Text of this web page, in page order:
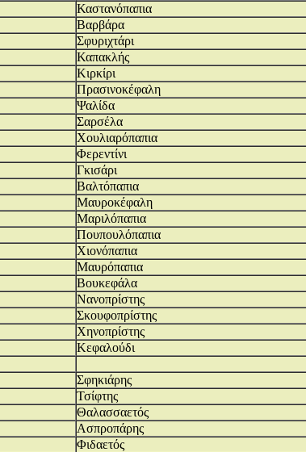
Καστανόπαπια
Βαρβάρα
Σφυριχτάρι
Καπακλής
Κιρκίρι
Πρασινοκέφαλη
Ψαλίδα
Σαρσέλα
Χουλιαρόπαπια
Φερεντίνι
Γκισάρι
Βαλτόπαπια
Μαυροκέφαλη
Μαριλόπαπια
Πουπουλόπαπια
Χιονόπαπια
Μαυρόπαπια
Βουκεφάλα
Νανοπρίστης
Σκουφοπρίστης
Χηνοπρίστης
Κεφαλούδι
Σφηκιάρης
Τσίφτης
Θαλασσαετός
Ασπροπάρης
Φιδαετός